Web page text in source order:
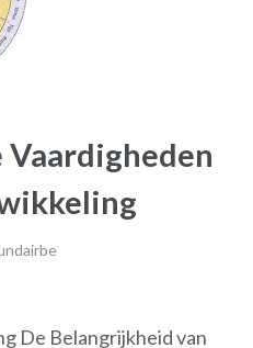
De Belangrijkheid van